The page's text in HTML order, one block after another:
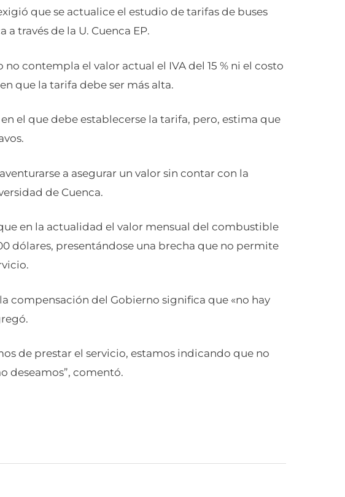
que se actualice el estudio de tarifas de buses
través de la U. Cuenca EP.
contempla el valor actual el IVA del 15 % ni el costo
que la tarifa debe ser más alta.
el que debe establecerse la tarifa, pero, estima que
a asegurar un valor sin contar con la
de Cuenca.
en la actualidad el valor mensual del combustible
dólares, presentándose una brecha que no permite
compensación del Gobierno significa que «no hay
de prestar el servicio, estamos indicando que no
deseamos”, comentó.